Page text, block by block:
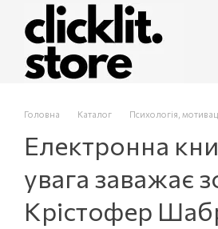
Перейти до основного контенту
Головна Каталог Психологія,
Електронна
увага заважає
Крістофер